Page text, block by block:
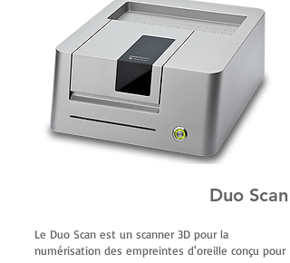
Duo Scan
Le Duo Scan est un scanner 3D pour la
numérisation des empreintes d'oreille conçu pour